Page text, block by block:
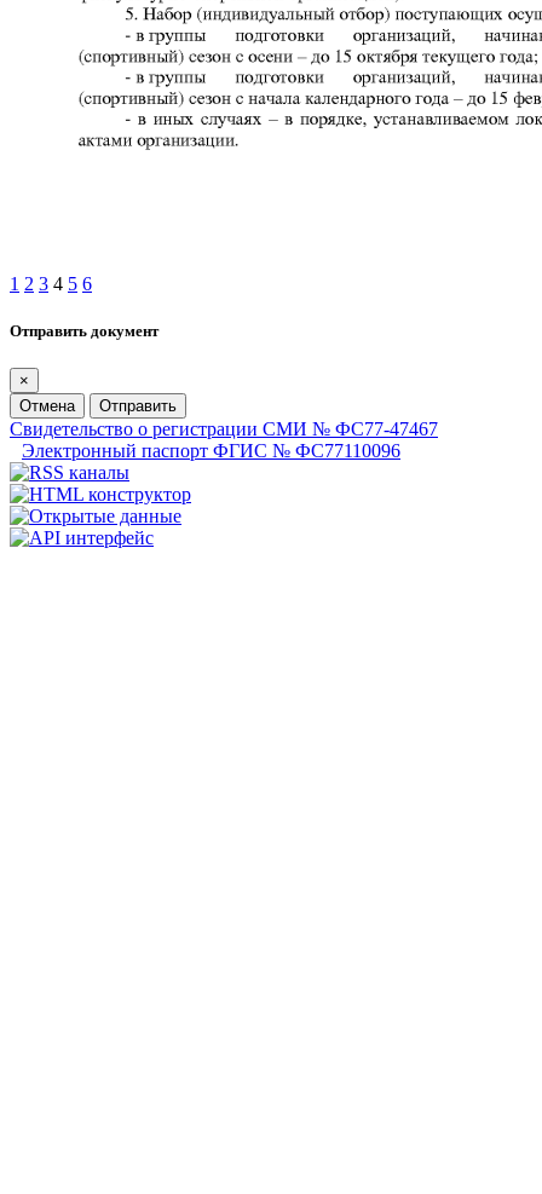
1 2 3 4 5 6
Отправить документ
×
Отмена
Отправить
Свидетельство о регистрации СМИ № ФС77-47467
Электронный паспорт ФГИС № ФС77110096